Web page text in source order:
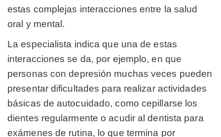
estas complejas interacciones entre la salud
oral y mental.
La especialista indica que una de estas
interacciones se da, por ejemplo, en que
personas con depresión muchas veces pueden
presentar dificultades para realizar actividades
básicas de autocuidado, como cepillarse los
dientes regularmente o acudir al dentista para
exámenes de rutina, lo que termina por